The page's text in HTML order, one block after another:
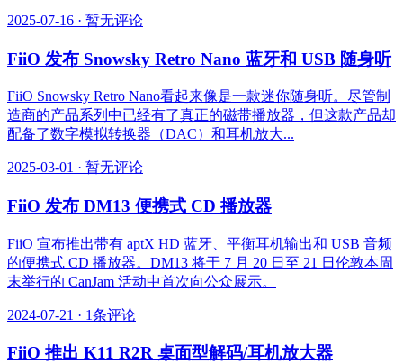
2025-07-16 · 暂无评论
FiiO 发布 Snowsky Retro Nano 蓝牙和 USB 随身听
FiiO Snowsky Retro Nano看起来像是一款迷你随身听。尽管制
造商的产品系列中已经有了真正的磁带播放器，但这款产品却
配备了数字模拟转换器（DAC）和耳机放大...
2025-03-01 · 暂无评论
FiiO 发布 DM13 便携式 CD 播放器
FiiO 宣布推出带有 aptX HD 蓝牙、平衡耳机输出和 USB 音频
的便携式 CD 播放器。DM13 将于 7 月 20 日至 21 日伦敦本周
末举行的 CanJam 活动中首次向公众展示。
2024-07-21 · 1条评论
FiiO 推出 K11 R2R 桌面型解码/耳机放大器